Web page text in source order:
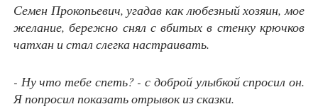
Семен Прокопьевич, угадав как любезный хозяин, мое
желание, бережно снял с вбитых в стенку крючков
чатхан и стал слегка настраивать.
- Ну что тебе спеть? - с доброй улыбкой спросил он.
Я попросил показать отрывок из сказки.